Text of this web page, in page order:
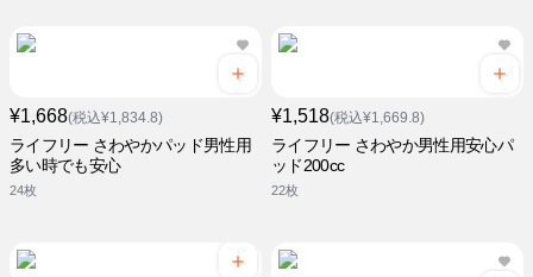
¥1,668(税込¥1,834.8)
ライフリー さわやかパッド男性用
多い時でも安心
24枚
¥1,518(税込¥1,669.8)
ライフリー さわやか男性用安心パ
ッド200cc
22枚